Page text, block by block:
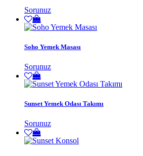
Sorunuz
Soho Yemek Masası
Sorunuz
Sunset Yemek Odası Takımı
Sorunuz